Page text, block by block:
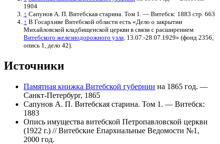
1904
↑ Сапунов А. П. Витебская старина. Том 1. — Витебск: 1883 стр. 663
↑ В Госархиве Витебской области есть «Дело о закрытии
Михайловской кладбищенской церкви в связи с расширением
Витебского железнодорожного узла . 13.07.-28.07.1929» (фонд 2356,
опись 1, дело 42).
Источники
Памятная книжка Витебской губернии на 1865 год. —
Санкт-Петербург, 1865
Сапунов А. П. Витебская старина. Том 1. — Витебск:
1883
Опись имущества витебской Петропавловской церкви
(1922 г.) // Витебские Епархиальные Ведомости №1,
2000 год.